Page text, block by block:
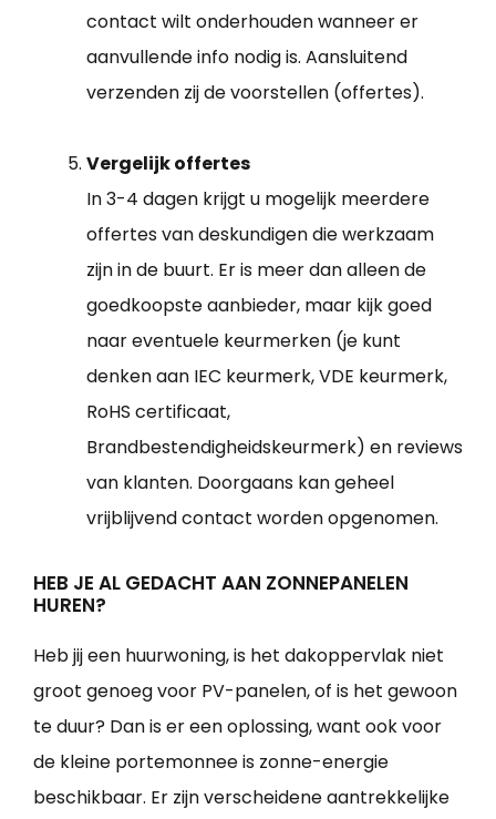
contact wilt onderhouden wanneer er
aanvullende info nodig is. Aansluitend
verzenden zij de voorstellen (offertes).
Vergelijk offertes
In 3-4 dagen krijgt u mogelijk meerdere
offertes van deskundigen die werkzaam
zijn in de buurt. Er is meer dan alleen de
goedkoopste aanbieder, maar kijk goed
naar eventuele keurmerken (je kunt
denken aan IEC keurmerk, VDE keurmerk,
RoHS certificaat,
Brandbestendigheidskeurmerk) en reviews
van klanten. Doorgaans kan geheel
vrijblijvend contact worden opgenomen.
HEB JE AL GEDACHT AAN ZONNEPANELEN
HUREN?
Heb jij een huurwoning, is het dakoppervlak niet
groot genoeg voor PV-panelen, of is het gewoon
te duur? Dan is er een oplossing, want ook voor
de kleine portemonnee is zonne-energie
beschikbaar. Er zijn verscheidene aantrekkelijke